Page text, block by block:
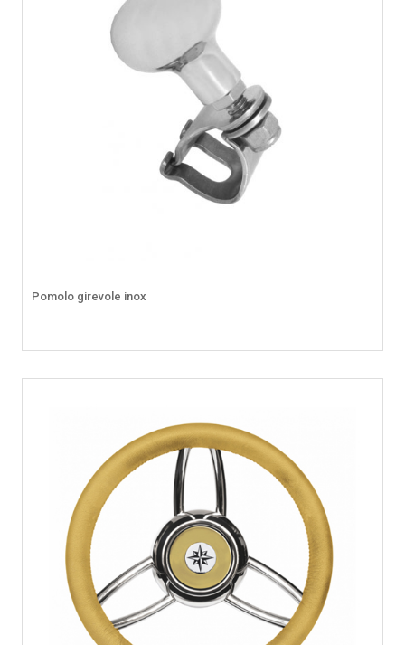
Pomolo girevole inox